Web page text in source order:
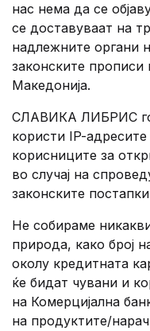
нас нема да се
се доставуваат на
надлежните органи
законските
Македонија.
СЛАВИКА ЛИБРИС го
користи IP-
корисниците за
во случај на
законските
Не собираме
природа, како број
околу кредитната
ќе бидат чувани и
на Комерцијална
на продуктите/